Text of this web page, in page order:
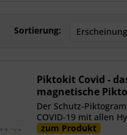
Sortierung:
Piktokit Covid -
magnetische
gegen Covid 19
Der Schutz-
COVID-19 mit allen
zum Produkt